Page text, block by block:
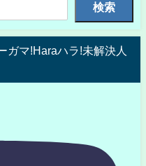
検索
ガマ!Haraハラ!未解決人